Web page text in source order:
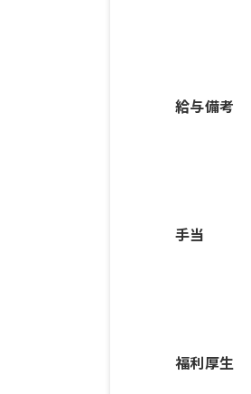
給与備考
手当
福利厚生